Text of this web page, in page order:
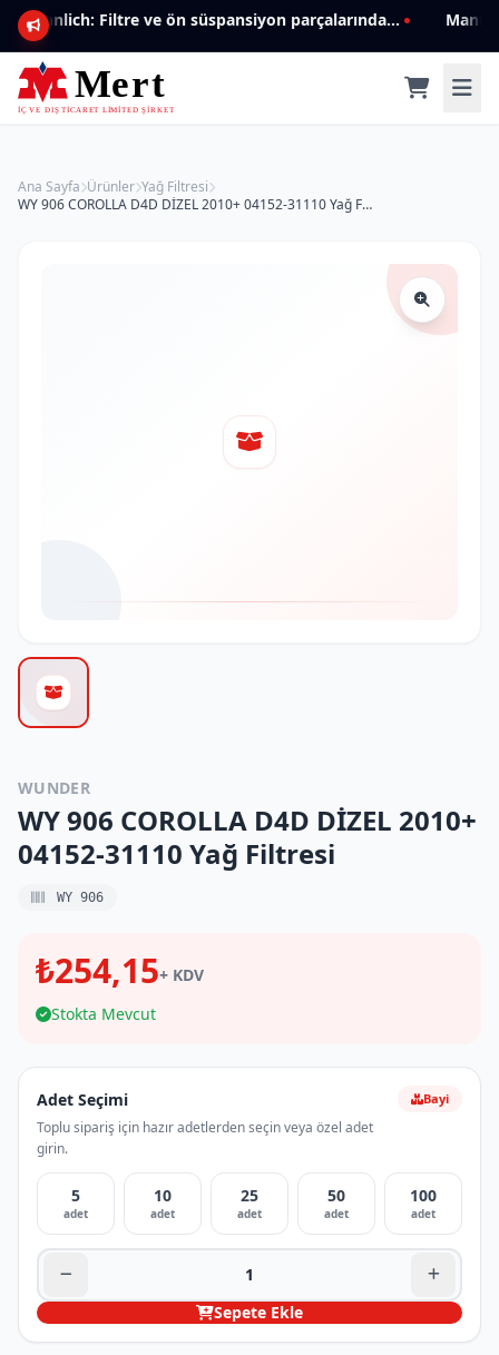
Mannlich: Filtre ve ön süspansiyon parçalarında genişleyen ürün yelpazesiyle kalite ve güven.
Ana Sayfa Ürünler Yağ Filtresi
WY 906 COROLLA D4D DİZEL 2010+ 04152-31110 Yağ Filtresi
WUNDER
WY 906 COROLLA D4D DİZEL 2010+
04152-31110 Yağ Filtresi
WY 906
₺254,15+ KDV
Stokta Mevcut
Adet Seçimi
Toplu sipariş için hazır adetlerden seçin veya özel adet
girin.
Bayi
5
adet
10
adet
25
adet
50
adet
100
adet
Sepete Ekle